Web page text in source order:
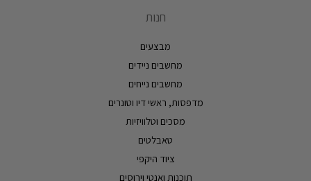
חנות
מבצעים
מחשבים ניידים
מחשבים נייחים
מדפסות, ראשי דיו וטונרים
מסכים וטלוויזיות
טאבלטים
ציוד היקפי
תוכנות ואנטי וירוסים